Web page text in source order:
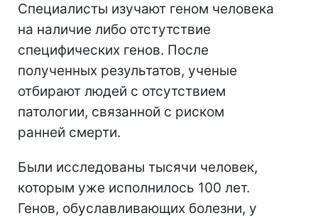
Специалисты изучают геном человека
на наличие либо отстутствие
специфических генов. После
полученных результатов, ученые
отбирают людей с отсутствием
патологии, связанной с риском
ранней смерти.
Были исследованы тысячи человек,
которым уже исполнилось 100 лет.
Генов, обуславливающих болезни, у